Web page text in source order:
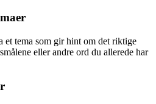
et tema som gir hint om det riktige
eller andre ord du allerede har